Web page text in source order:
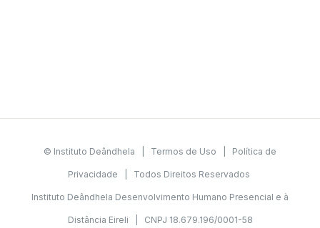
© Instituto Deândhela | Termos de Uso Política de
Privacidade | Todos Direitos Reservados
Instituto Deândhela Desenvolvimento Humano Presencial e à
Distância Eireli | CNPJ 18.679.196/0001-58